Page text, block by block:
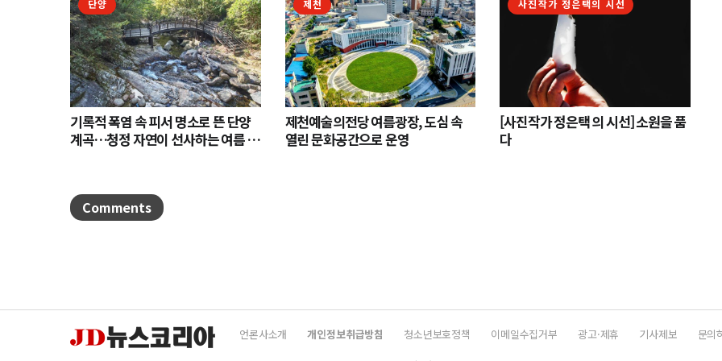
단양
기록적 폭염 속 피서 명소로 뜬 단양
계곡…청정 자연이 선사하는 여름 힐
제천
제천예술의전당 여름광장, 도심 속
열린 문화공간으로 운영
사진작가 정은택의 시선
[사진작가 정은택 의 시선] 소원을 품
다
Comments
언론사소개 개인정보취급방침 청소년보호정책 이메일수집거부 광고·제휴 기사제보 문의